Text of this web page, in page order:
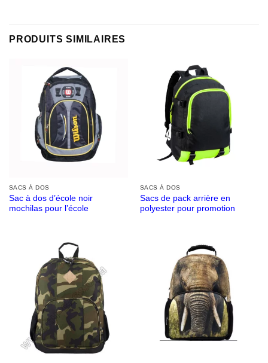
PRODUITS SIMILAIRES
SACS À DOS
Sac à dos d’école noir
mochilas pour l’école
SACS À DOS
Sacs de pack arrière en
polyester pour promotion